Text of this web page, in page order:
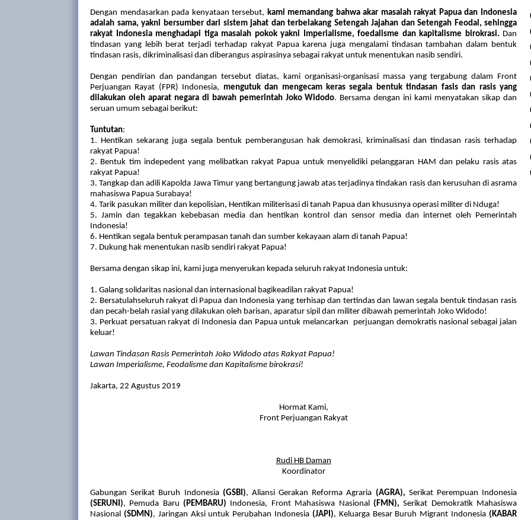
Dengan mendasarkan pada kenyataan tersebut, kami memandang bahwa akar masalah rakyat Papua dan Indonesia
adalah sama, yakni bersumber dari sistem jahat dan terbelakang Setengah Jajahan dan Setengah Feodal, sehingga
rakyat Indonesia menghadapi tiga masalah pokok yakni Imperialisme, foedalisme dan kapitalisme birokrasi. Dan
tindasan yang lebih berat terjadi terhadap rakyat Papua karena juga mengalami tindasan tambahan dalam bentuk
tindasan rasis, dikriminalisasi dan diberangus aspirasinya sebagai rakyat untuk menentukan nasib sendiri.
Dengan pendirian dan pandangan tersebut diatas, kami organisasi-organisasi massa yang tergabung dalam Front
Perjuangan Rayat (FPR) Indonesia, mengutuk dan mengecam keras segala bentuk tindasan fasis dan rasis yang
dilakukan oleh aparat negara di bawah pemerintah Joko Widodo. Bersama dengan ini kami menyatakan sikap dan
seruan umum sebagai berikut:
Tuntutan:
1. Hentikan sekarang juga segala bentuk pemberangusan hak demokrasi, kriminalisasidan tindasan rasis terhadap
rakyat Papua!
2. Bentuk tim indepedent yang melibatkan rakyat Papua untuk menyelidiki pelanggaran HAM dan pelaku rasis atas
rakyat Papua!
3. Tangkap dan adili Kapolda Jawa Timur yang bertangung jawab atas terjadinya tindakan rasis dan kerusuhan di asrama
mahasiswa Papua Surabaya!
4. Tarik pasukan militer dan kepolisian, Hentikan militerisasi di tanah Papua dan khususnya operasi militer di Nduga!
5. Jamin dan tegakkan kebebasan media dan hentikan kontrol dan sensor media dan internet oleh Pemerintah
Indonesia!
6. Hentikan segala bentuk perampasan tanah dan sumber kekayaan alam di tanah Papua!
7. Dukung hak menentukan nasib sendiri rakyat Papua!
Bersama dengan sikap ini, kami juga menyerukan kepada seluruh rakyat Indonesia untuk:
1. Galang solidaritas nasional dan internasional bagikeadilan rakyat Papua!
2. Bersatulahseluruh rakyat di Papua dan Indonesia yang terhisap dan tertindas dan lawan segala bentuk tindasan rasis
dan pecah-belah rasial yang dilakukan oleh barisan, aparatur sipil dan militer dibawah pemerintah Joko Widodo!
3. Perkuat persatuan rakyatdi Indonesia dan Papuauntuk melancarkan
perjuangan demokratis nasional sebagai jalan
keluar!
Lawan Tindasan Rasis Pemerintah Joko Widodo atas Rakyat Papua!
Lawan Imperialisme, Feodalisme dan Kapitalisme birokrasi!
Jakarta, 22 Agustus 2019
Hormat Kami,
Front Perjuangan Rakyat
Rudi HB Daman
Koordinator
Gabungan Serikat Buruh Indonesia (GSBI), Aliansi Gerakan Reforma Agraria (AGRA), Serikat Perempuan Indonesia
(SERUNI), Pemuda Baru (PEMBARU) Indonesia, Front Mahasiswa Nasional (FMN), Serikat Demokratik Mahasiswa
Nasional (SDMN), Jaringan Aksi untuk Perubahan Indonesia (JAPI), Keluarga Besar Buruh Migrant Indonesia (KABAR